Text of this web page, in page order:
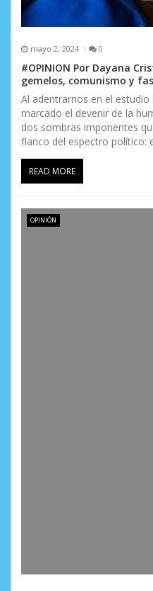
mayo 2, 2024 0
#OPINION Por Dayana
gemelos, comunismo y
Al adentrarnos en el
marcado el devenir de la
dos sombras imponentes
flanco del espectro político:
READ MORE
OPINIÓN